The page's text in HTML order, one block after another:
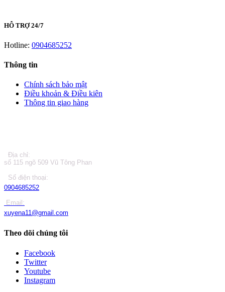
HỖ TRỢ 24/7
Hotline: 0904685252
Thông tin
Chính sách bảo mật
Điều khoản & Điều kiên
Thông tin giao hàng
Địa chỉ:
số 115 ngõ 509 Vũ Tông Phan
Số điện thoại:
0904685252
Email:
xuyena11@gmail.com
Theo dõi chúng tôi
Facebook
Twitter
Youtube
Instagram